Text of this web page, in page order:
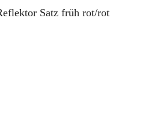
Satz früh rot/rot